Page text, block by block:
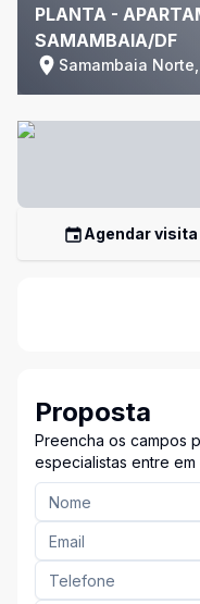
PLANTA -
SAMAMBAIA/DF
Samambaia
Agendar visita
Proposta
Preencha os campos
especialistas entre em